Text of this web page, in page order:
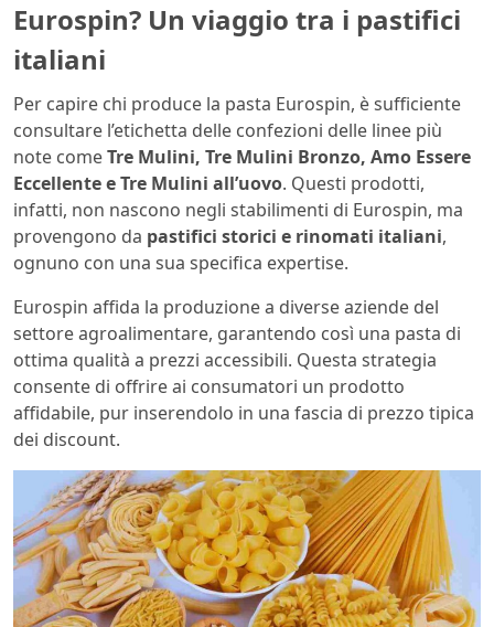
Eurospin? Un viaggio tra i pastifici
italiani
Per capire chi produce la pasta Eurospin, è sufficiente
consultare l’etichetta delle confezioni delle linee più
note comeTre Mulini, Tre Mulini Bronzo, Amo Essere
Eccellente e Tre Mulini all’uovo. Questi prodotti,
infatti, non nascono negli stabilimenti di Eurospin, ma
provengono da pastifici storici e rinomati italiani,
ognuno con una sua specifica expertise.
Eurospin affida la produzione a diverse aziende del
settore agroalimentare, garantendo così una pasta di
ottima qualità a prezzi accessibili. Questa strategia
consente di offrire ai consumatori un prodotto
affidabile, pur inserendolo in una fascia di prezzo tipica
dei discount.